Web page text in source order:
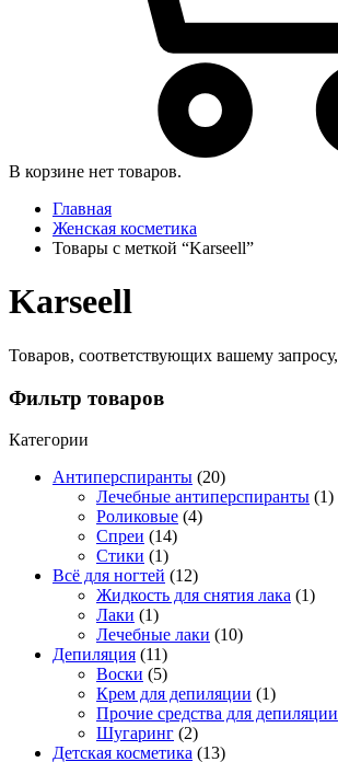
В корзине нет товаров.
Главная
Женская косметика
Товары с меткой “Karseell”
Karseell
Товаров, соответствующих вашему
Фильтр товаров
Категории
Антиперспиранты (20)
Лечебные антиперспиранты (1)
Роликовые (4)
Спреи (14)
Стики (1)
Всё для ногтей (12)
Жидкость для снятия лака (1)
Лаки (1)
Лечебные лаки (10)
Депиляция (11)
Воски (5)
Крем для депиляции (1)
Прочие средства для депиляции
Шугаринг (2)
Детская косметика (13)